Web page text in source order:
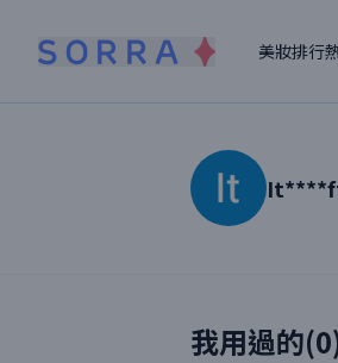
美妝排行
讀者【 It****ft
我用過的(0